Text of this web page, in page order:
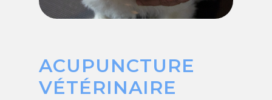
ACUPUNCTURE
VÉTÉRINAIRE